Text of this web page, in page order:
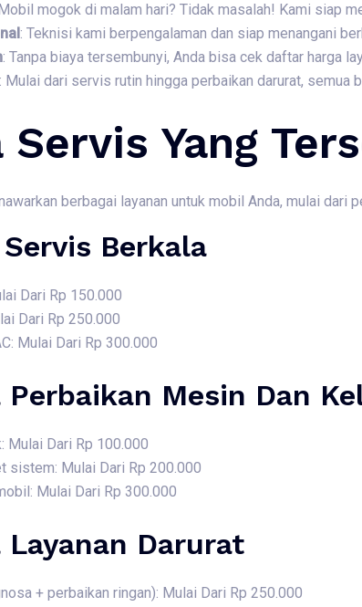
mogok di malam hari? Tidak masalah! Kami siap
: Teknisi kami berpengalaman dan siap menangani
: Tanpa biaya tersembunyi, Anda bisa cek daftar harga
Mulai dari servis rutin hingga perbaikan darurat, semua
Servis Yang
berbagai layanan untuk mobil Anda, mulai
Servis Berkala
Dari Rp 150.000
Dari Rp 250.000
Mulai Dari Rp 300.000
Perbaikan Mesin Dan
Mulai Dari Rp 100.000
sistem: Mulai Dari Rp 200.000
Mulai Dari Rp 300.000
Layanan Darurat
+ perbaikan ringan): Mulai Dari Rp 250.000